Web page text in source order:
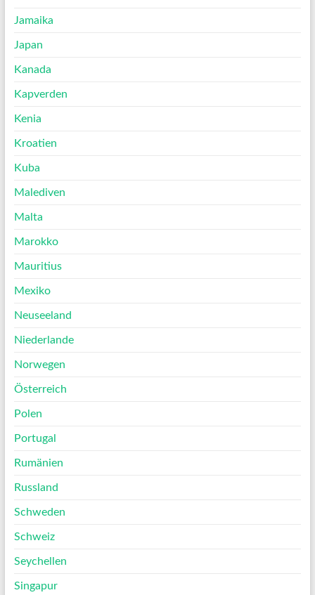
Jamaika
Japan
Kanada
Kapverden
Kenia
Kroatien
Kuba
Malediven
Malta
Marokko
Mauritius
Mexiko
Neuseeland
Niederlande
Norwegen
Österreich
Polen
Portugal
Rumänien
Russland
Schweden
Schweiz
Seychellen
Singapur